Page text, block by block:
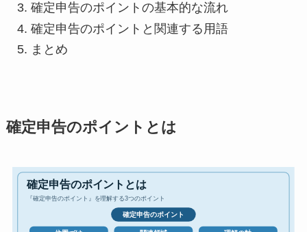
確定申告のポイントの基本的な流れ
確定申告のポイントと関連する用語
まとめ
確定申告のポイントとは